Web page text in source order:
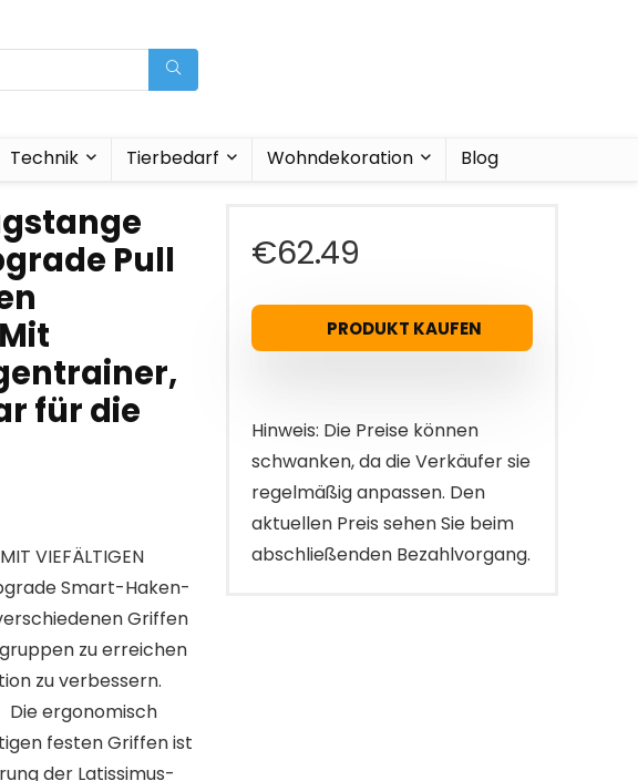
Technik Tierbedarf Wohndekoration Blog
Pull
für die
VIEFÄLTIGEN
Smart-Haken-
Griffen
zu erreichen
zu verbessern.
】Die ergonomisch
festen Griffen ist
der Latissimus-
€62.49
PRODUKT KAUFEN
Hinweis: Die Preise können
schwanken, da die Verkäufer sie
regelmäßig anpassen. Den
aktuellen Preis sehen Sie beim
abschließenden Bezahlvorgang.